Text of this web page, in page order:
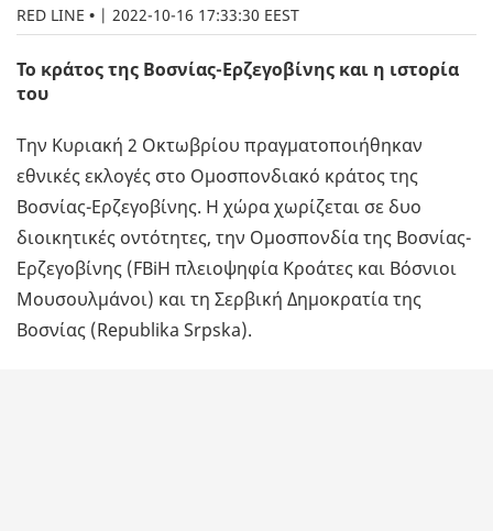
RED LINE | 2022-10-16 17:33:30 EEST
Το κράτος της Βοσνίας-Ερζεγοβίνης και η ιστορία
του
Την Κυριακή 2 Οκτωβρίου πραγματοποιήθηκαν
εθνικές εκλογές στο Ομοσπονδιακό κράτος της
Βοσνίας-Ερζεγοβίνης. Η χώρα χωρίζεται σε δυο
διοικητικές οντότητες, την Ομοσπονδία της Βοσνίας-
Ερζεγοβίνης (FBiH πλειοψηφία Κροάτες και Βόσνιοι
Μουσουλμάνοι) και τη Σερβική Δημοκρατία της
Βοσνίας (Republika Srpska).